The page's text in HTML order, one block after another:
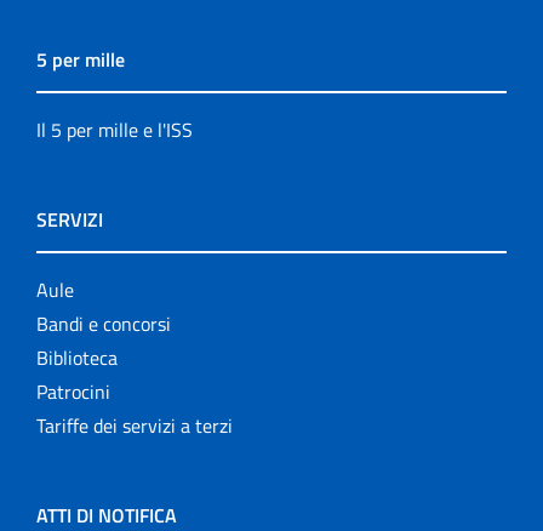
5 per mille
Il 5 per mille e l'ISS
SERVIZI
Aule
Bandi e concorsi
Biblioteca
Patrocini
Tariffe dei servizi a terzi
ATTI DI NOTIFICA